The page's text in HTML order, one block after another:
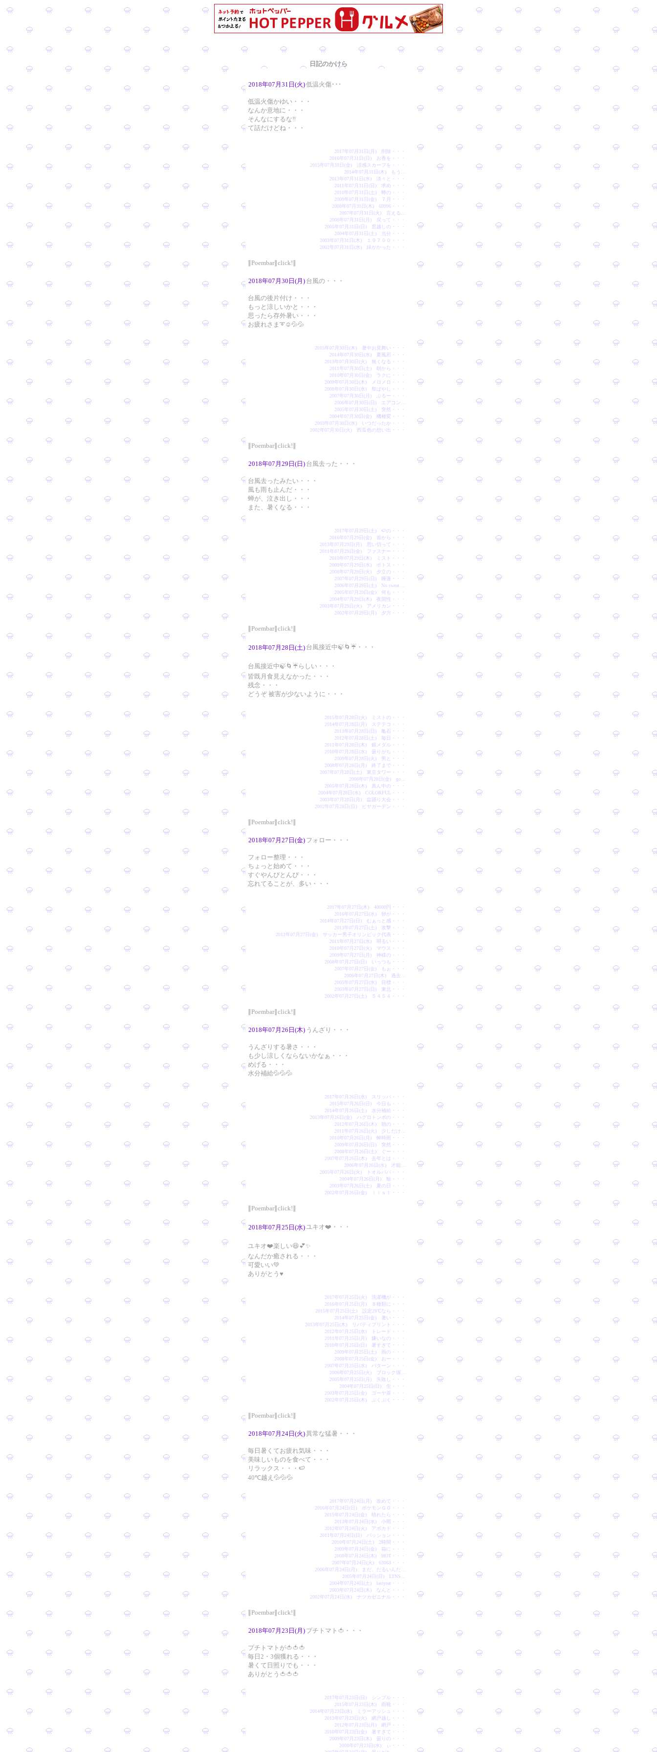
日記のかけら
2018年07月31日(火)低温火傷･･･
低温火傷かゆい・・・
なんか意地に・・・
そんなにするな‼️
て話だけどね・・・
2017年07月31日(月) 削除・・・
2016年07月31日(日) お香を・・・
2015年07月31日(金) 涼感スカーフを・・・
2014年07月31日(木) もう…
2013年07月31日(水) 淡々と・・・
2011年07月31日(日) 求め・・・
2010年07月31日(土) 蝉の・・・
2009年07月31日(金) ７月・・・
2008年07月31日(木) 69996・・・
2007年07月31日(火) 言える…
2006年07月31日(月) 戻って・・・
2005年07月31日(日) 窓越しの・・・
2004年07月31日(土) 当分・・・
2003年07月31日(木) １９７００・・・
2002年07月31日(水) 緑がかった・・・
∥Poembar∥click!∥
2018年07月30日(月) 台風の・・・
台風の後片付け・・・
もっと涼しいかと・・・
思ったら存外暑い・・・
お疲れさま➰☺️💦💦
2015年07月30日(木) 暑中お見舞い・・・
2014年07月30日(水) 夏風邪・・・
2013年07月30日(火) 無くなる・・・
2011年07月30日(土) 朝から・・・
2010年07月30日(金) ラクに・・・
2009年07月30日(木) メロメロ・・・
2008年07月30日(水) 祭ばやし・・・
2007年07月30日(月) ぶるー・・・
2006年07月30日(日) エアコン…
2005年07月30日(土) 突然・・・
2004年07月30日(金) 機種変・・・
2003年07月30日(水) いつだったか・・・
2002年07月30日(火) 西瓜色の想い出・・・
∥Poembar∥click!∥
2018年07月29日(日) 台風去った・・・
台風去ったみたい・・・
風も雨も止んだ・・・
蝉が、泣き出し・・・
また、暑くなる・・・
2017年07月29日(土) 🍉の・・・
2016年07月29日(金) 首から・・・
2013年07月29日(月) 思い切って・・・
2011年07月29日(金) ファスナー・・・
2010年07月29日(木) ミスト・・・
2009年07月29日(水) ポトス・・・
2008年07月29日(火) 夕立の・・・
2007年07月29日(日) 睡蓮・・・
2006年07月29日(土) No sweat.…
2005年07月29日(金) 何も・・・
2004年07月29日(木) 夜開性・・・
2003年07月29日(火) アメリカン・・・
2002年07月29日(月) 夕方・・・
∥Poembar∥click!∥
2018年07月28日(土) 台風接近中🍃🌀☔️・・・
台風接近中🍃🌀☔️らしい・・・
皆既月食見えなかった・・・
残念・・・
どうぞ 被害が少ないように・・・
2015年07月28日(火) ミストの・・・
2014年07月28日(月) ステテコ・・・
2013年07月28日(日) 亀石・・・
2012年07月28日(土) 毎日・・・
2011年07月28日(木) 銀メダル・・・
2010年07月28日(水) 曇りがち・・・
2009年07月28日(火) 男と・・・
2008年07月28日(月) 終了まで・・・
2007年07月28日(土) 東京タワー・・・
2006年07月28日(金) go…
2005年07月28日(木) 真ん中の・・・
2004年07月28日(水) COLORFUL・・・
2003年07月28日(月) 盆踊り大会・・・
2002年07月28日(日) ビヤガーデン・・・
∥Poembar∥click!∥
2018年07月27日(金) フォロー・・・
フォロー整理・・・
ちょっと始めて・・・
すぐやんぴとんぴ・・・
忘れてることが、多い・・・
2017年07月27日(木) 40000円・・・
2016年07月27日(水) 卵が・・・
2014年07月27日(日) むぁっと感・・・
2013年07月27日(土) 攻撃・・・
2012年07月27日(金) サッカー男子オリンピック代表・・・
2011年07月27日(水) 明るい・・・
2010年07月27日(火) マウス・・・
2009年07月27日(月) 神様の・・・
2008年07月27日(日) いっつも・・・
2007年07月27日(金) もぉ・・・
2006年07月27日(木) 過去…
2005年07月27日(水) 目標・・・
2003年07月27日(日) 東北・・・
2002年07月27日(土) ５４５４・・・
∥Poembar∥click!∥
2018年07月26日(木) うんざり・・・
うんざりする暑さ・・・
も少し涼しくならないかなぁ・・・
めげる・・・
水分補給💦💦💦
2017年07月26日(水) スリッパ・・・
2015年07月26日(日) 今日も・・・
2014年07月26日(土) 水分補給・・・
2013年07月26日(金) ハグロトンボの・・・
2012年07月26日(木) 朝の・・・
2011年07月26日(火) 少しだけ…
2010年07月26日(月) 蝉時雨・・・
2009年07月26日(日) 突然・・・
2008年07月26日(土) ぐー・・・
2007年07月26日(木) 去年とは・・・
2006年07月26日(水) 才能…
2005年07月26日(火) トオルパパ・・・
2004年07月26日(月) 鯨・・・
2003年07月26日(土) 夏の日・・・
2002年07月26日(金) ｌｉｓｔ・・・
∥Poembar∥click!∥
2018年07月25日(水)ユキオ❤️・・・
ユキオ❤️楽しい😆💕✨
なんだか癒される・・・
可愛いい💚
ありがとう♥️
2017年07月25日(火) 洗濯機が・・・
2016年07月25日(月) ８種類に・・・
2015年07月25日(土) 設定28℃なら・・・
2014年07月25日(金) 暑い・・・
2013年07月25日(木) リバティプリント・・・
2012年07月25日(水) トレード・・・
2011年07月25日(月) 嫌いなの・・・
2010年07月25日(日) 暑すぎて・・・
2009年07月25日(土) 雨の・・・
2008年07月25日(金) おー・・・
2007年07月25日(水) パターン・・・
2006年07月25日(火) ブロック塀…
2005年07月25日(月) 失敗し・・・
2004年07月25日(日) 生・・・
2003年07月25日(金) ゴーヤ茶・・・
2002年07月25日(木) ぷくぷく・・・
∥Poembar∥click!∥
2018年07月24日(火)異常な猛暑・・・
毎日暑くてお疲れ気味・・・
美味しいものを食べて・・・
リラックス・・・🍉
40℃越え💦💦💦
2017年07月24日(月) 改めて・・・
2016年07月24日(日) ポケモンＧＯ・・・
2015年07月24日(金) 晴れたら・・・
2013年07月24日(水) 小雨・・・
2012年07月24日(火) アボカド・・・
2011年07月24日(日) パッション・・・
2010年07月24日(土) 2時間・・・
2009年07月24日(金) 箱に・・・
2008年07月24日(木) HOT・・・
2007年07月24日(火) 63063・・・
2006年07月24日(月) まだ、だるいんだ…
2005年07月24日(日) LTNS…
2004年07月24日(土) lastyear・・・
2003年07月24日(木) なんと・・・
2002年07月24日(水) ナツカゼニナル・・・
∥Poembar∥click!∥
2018年07月23日(月) プチトマト🍅・・・
プチトマトが🍅🍅🍅
毎日2・3個獲れる・・・
暑くて日照りでも・・・
ありがとう🍅🍅🍅
2017年07月23日(日) シンプル・・・
2015年07月23日(木) 雨靴・・・
2014年07月23日(水) ミラーアッシュ・・・
2013年07月23日(火) 網戸越し・・・
2012年07月23日(月) 網戸・・・
2010年07月23日(金) 暑すぎて・・・
2009年07月23日(木) 曇りの・・・
2008年07月23日(水) ぃ・・・